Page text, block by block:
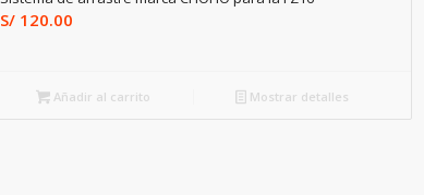
S/120.00
Añadir al carrito Mostrar detalles